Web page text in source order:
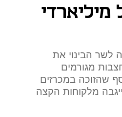
לשר הבינוי את
מגורמים
שהזוכה במכרזים
מלקוחות הקצה